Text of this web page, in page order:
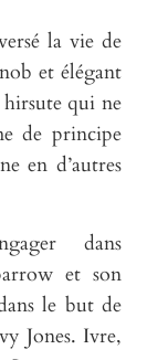
la vie de
et élégant
qui ne
de principe
en d’autres
dans
et son
le but de
Jones. Ivre,